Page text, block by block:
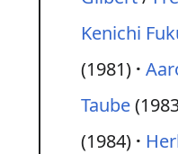
Kenichi
(1981)
Taube
(1984)